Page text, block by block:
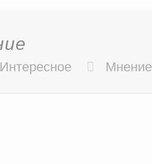
Интересное Мнение